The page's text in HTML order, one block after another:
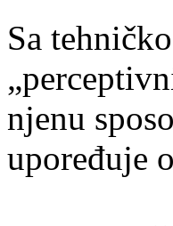
Sa
njenu
upoređuje